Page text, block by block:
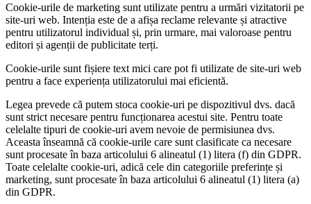
Cookie-urile de marketing sunt utilizate pentru a urmări vizitatorii pe
site-uri web. Intenția este de a afișa reclame relevante și atractive
pentru utilizatorul individual și, prin urmare, mai valoroase pentru
editori și agenții de publicitate terți.
Cookie-urile sunt fișiere text mici care pot fi utilizate de site-uri web
pentru a face experiența utilizatorului mai eficientă.
Legea prevede că putem stoca cookie-uri pe dispozitivul dvs. dacă
sunt strict necesare pentru funcționarea acestui site. Pentru toate
celelalte tipuri de cookie-uri avem nevoie de permisiunea dvs.
Aceasta înseamnă că cookie-urile care sunt clasificate ca necesare
sunt procesate în baza articolului 6 alineatul (1) litera (f) din GDPR.
Toate celelalte cookie-uri, adică cele din categoriile preferințe și
marketing, sunt procesate în baza articolului 6 alineatul (1) litera (a)
din GDPR.